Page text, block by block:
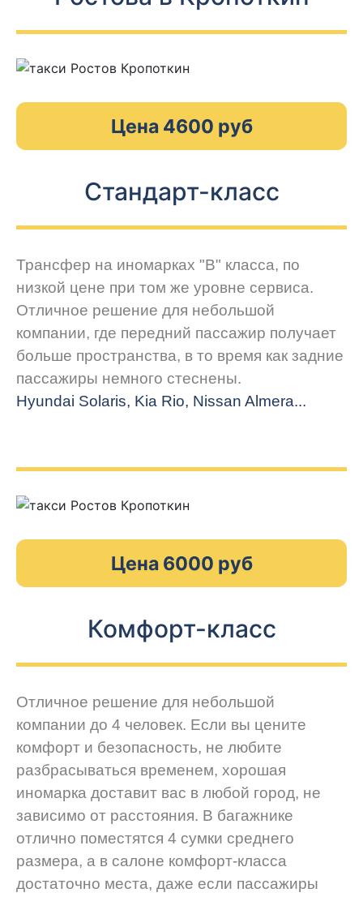
Цена 4600 руб
Стандарт-класс
Трансфер на иномарках "В" класса, по
низкой цене при том же уровне сервиса.
Отличное решение для небольшой
компании, где передний пассажир получает
больше пространства, в то время как задние
пассажиры немного стеснены.
Hyundai Solaris, Kia Rio, Nissan Almera...
Цена 6000 руб
Комфорт-класс
Отличное решение для небольшой
компании до 4 человек. Если вы цените
комфорт и безопасность, не любите
разбрасываться временем, хорошая
иномарка доставит вас в любой город, не
зависимо от расстояния. В багажнике
отлично поместятся 4 сумки среднего
размера, а в салоне комфорт-класса
достаточно места, даже если пассажиры